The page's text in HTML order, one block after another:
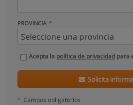
PROVINCIA
Acepta la política de privacidad para
Solicita
* Campos obligatorios